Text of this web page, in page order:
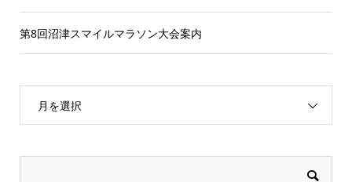
第8回沼津スマイルマラソン大会案内
月を選択